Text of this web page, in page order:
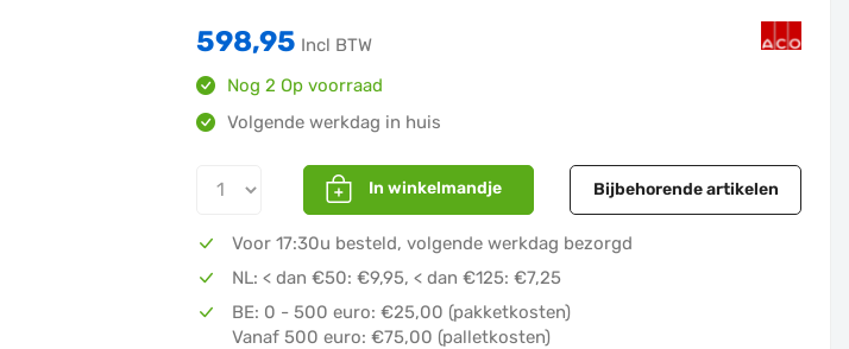
598,95 Incl BTW
Nog 2 Op voorraad
Volgende werkdag in huis
In winkelmandje Bijbehorende artikelen
ACO DOUCHEGOOT SHOWERDRAIN S 3037824
Voor 17:30u besteld, volgende werkdag bezorgd
NL: < dan €50: €9,95, < dan €125: €7,25
BE: 0 - 500 euro: €25,00 (pakketkosten)
Vanaf 500 euro: €75,00 (palletkosten)